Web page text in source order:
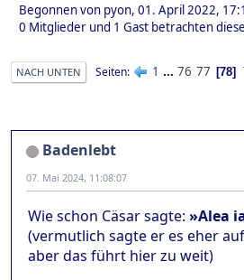
Begonnen von pyon, 01. April 2022,
0 Mitglieder und 1 Gast betrachten
NACH UNTEN Seiten 1 ... 76 77 78
Badenlebt
07. Mai 2024, 11:08:07
Wie schon Cäsar sagte: »Alea
(vermutlich sagte er es eher
aber das führt hier zu weit)